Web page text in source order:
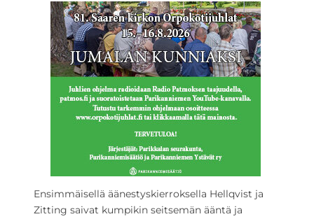
Ensimmäisellä äänestyskierroksella Hellqvist ja
Zitting saivat kumpikin seitsemän ääntä ja